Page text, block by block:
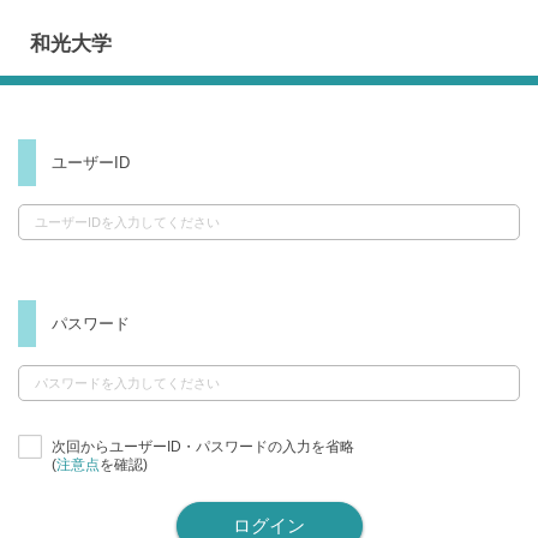
和光大学
ユーザーID
パスワード
次回からユーザーID・パスワードの入力を省略
(注意点を確認)